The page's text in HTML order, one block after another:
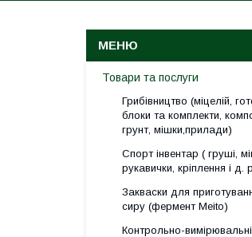
Товари та послуги
Грибівництво (міцелій,
блоки та комплекти,
грунт, мішки,прилади)
Спорт інвентар ( груші,
рукавички, кріплення і д.
Закваски для
сиру (фермент Meito)
Контрольно-вимірювальні